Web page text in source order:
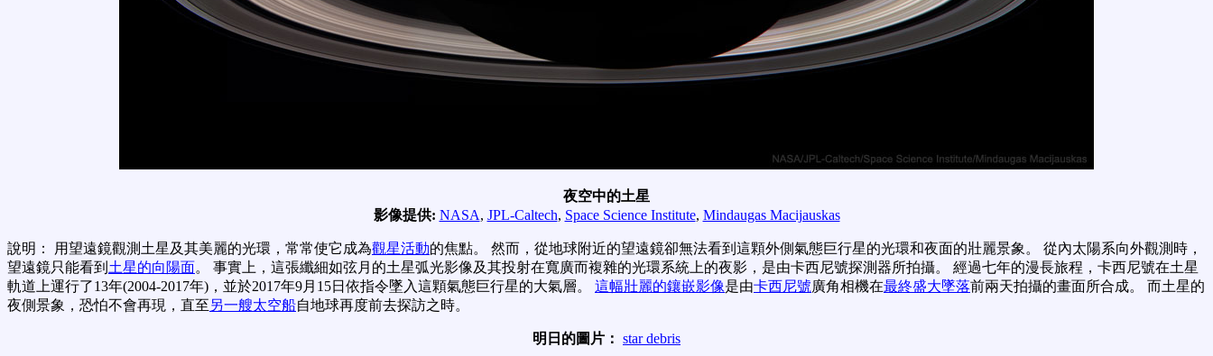
夜空中的土星
影像提供: NASA, JPL-Caltech, Space Science Institute, Mindaugas Macijauskas
說明： 用望遠鏡觀測土星及其美麗的光環，常常使它成為觀星活動的焦點。 然而，從地球附近的望遠鏡卻無法看到這顆外側氣態巨行星的光環和夜面的壯麗景象。 從內太陽系向外觀測時，
望遠鏡只能看到 土星的向陽面。 事實上，這張纖細如弦月的土星弧光影像及其投射在寬廣而複雜的光環系統上的夜影，是由卡西尼號探測器所拍攝。 經過七年的漫長旅程，卡西尼號在土星
軌道上運行了13年(2004-2017年)，並於2017年9月15日依指令墜入這顆氣態巨行星的大氣層。 這幅壯麗的鑲嵌影像是由卡西尼號廣角相機在最終盛大墜落前兩天拍攝的畫面所合成。 而土星的
夜側景象，恐怕不會再現，直至另一艘太空船自地球再度前去探訪之時。
明日的圖片： star debris